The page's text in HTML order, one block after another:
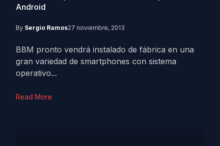
Android
By Sergio Ramos27 noviembre, 2013
BBM pronto vendrá instalado de fábrica en una
gran variedad de smartphones con sistema
operativo...
Read More